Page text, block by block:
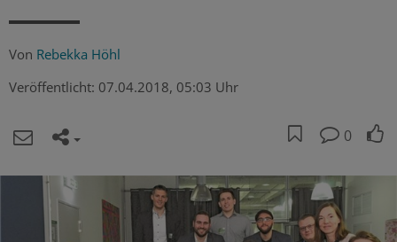
Von Rebekka Höhl
Veröffentlicht: 07.04.2018, 05:03 Uhr
0